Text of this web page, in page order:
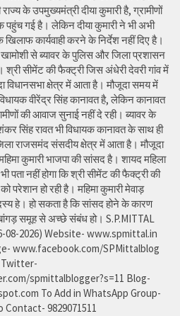
राज्य के उपमुख्यमंत्री दीया कुमारी है, ग्रामीणों
पहुंच गई है। लेकिन दीया कुमारी ने भी अभी
कार्यवाही करने के निर्देश नहीं दिए है।
खामोशी से ब्यावर के पुलिस और जिला प्रशासन
श्री सीमेंट की फैक्ट्री जिस अंधेरी देवरी गांव में
विधानसभा क्षेत्र में आता है। मौजूदा समय में
वीरेंद्र सिंह कानावत है, लेकिन कानावत
की आवाज सुनाई नहीं दे रही। ब्यावर के
सिंह रावत भी विधायक कानावत के साथ ही
राजसमंद संसदीय क्षेत्र में आता है। मौजूदा
कुमारी भाजपा की सांसद है। शायद महिला
पता नहीं होगा कि श्री सीमेंट की फैक्ट्री की
परेशान हो रही है। महिमा कुमारी मेवाड़
हे। हो सकता है कि सांसद होने के कारण
बांगड़ समूह से अच्छे संबंध हो। S.P.MITTAL
08-2026) Website- www.spmittal.in
www.facebook.com/SPMittalblog
Twitter-
spmittalblogger?s=11 Blog-
To Add in WhatsApp Group-
Contact- 9829071511